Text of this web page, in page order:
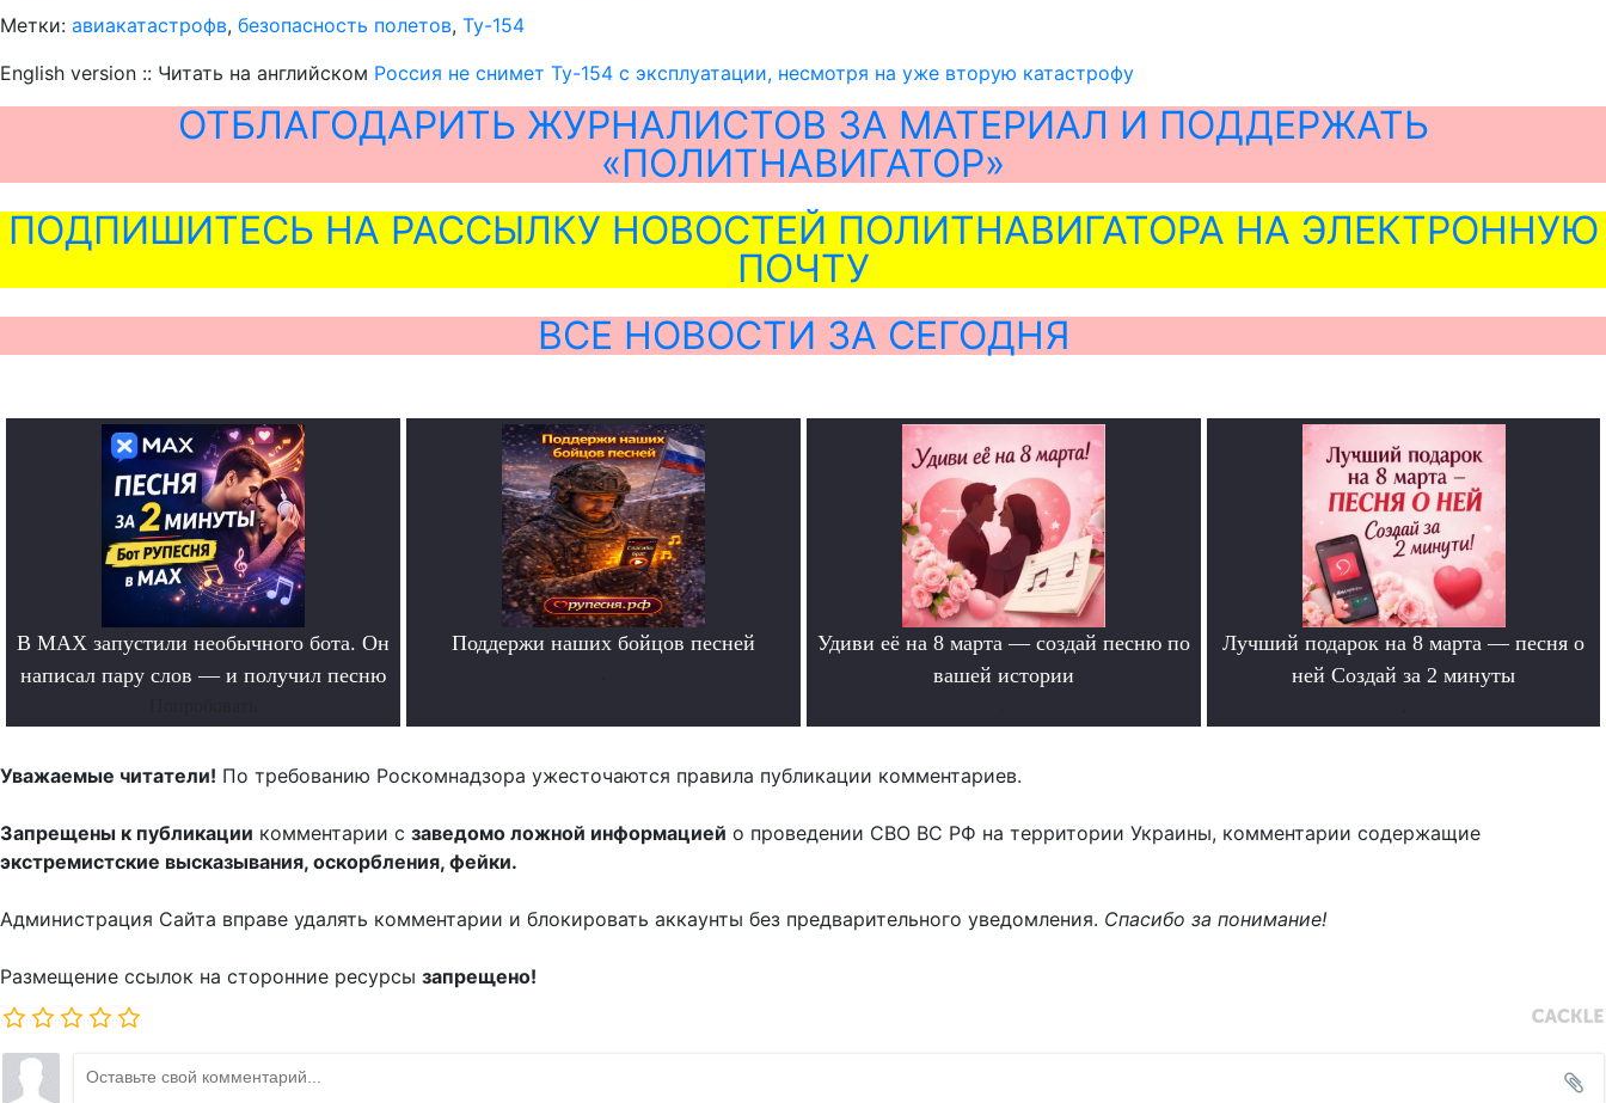
Метки: авиакатастрофв, безопасность полетов, Ту-154
English version :: Читать на английском Россия не снимет Ту-154 с эксплуатации, несмотря на уже вторую катастрофу
ОТБЛАГОДАРИТЬ ЖУРНАЛИСТОВ ЗА МАТЕРИАЛ И ПОДДЕРЖАТЬ
«ПОЛИТНАВИГАТОР»
ПОДПИШИТЕСЬ НА РАССЫЛКУ НОВОСТЕЙ ПОЛИТНАВИГАТОРА НА ЭЛЕКТРОННУЮ
ПОЧТУ
ВСЕ НОВОСТИ ЗА СЕГОДНЯ
В MAX запустили необычного бота. Он
написал пару слов — и получил песню
Поддержи наших бойцов песней
Удиви её на 8 марта — создай песню по
вашей истории
Лучший подарок на 8 марта — песня о
ней Создай за 2 минуты
Уважаемые читатели! По требованию Роскомнадзора ужесточаются правила публикации комментариев.
Запрещены к публикации комментарии с заведомо ложной информацией о проведении СВО ВС РФ на территории Украины, комментарии содержащие
экстремистские высказывания, оскорбления, фейки.
Администрация Сайта вправе удалять комментарии и блокировать аккаунты без предварительного уведомления. Спасибо за понимание!
Размещение ссылок на сторонние ресурсы запрещено!